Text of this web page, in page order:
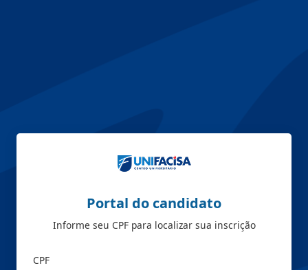
Portal do candidato
Informe seu CPF para localizar sua inscrição
CPF